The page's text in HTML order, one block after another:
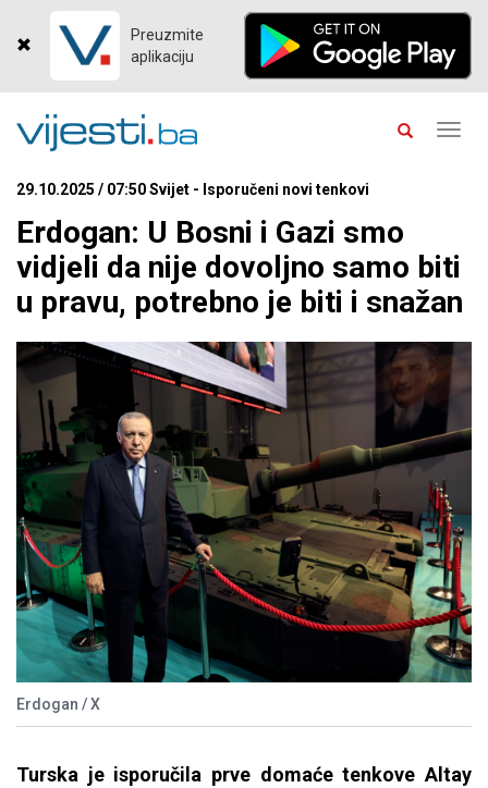
Preuzmite
aplikaciju
29.10.2025 / 07:50 Svijet - Isporučeni novi tenkovi
Erdogan: U Bosni i Gazi smo
vidjeli da nije dovoljno samo biti
u pravu, potrebno je biti i snažan
Erdogan / X
Turska je isporučila prve domaće tenkove Altay